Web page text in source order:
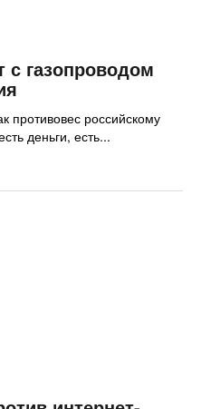
с газопроводом
противовес российскому
деньги, есть...